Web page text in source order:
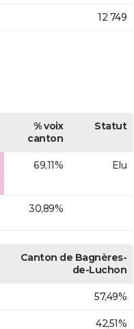
12 749
% voix
canton
Statut
69,11% Elu
30,89%
Canton de Bagnères-
de-Luchon
57,49%
42,51%